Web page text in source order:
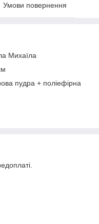
Умови повернення
Михаїла
пудра + поліефірна